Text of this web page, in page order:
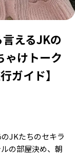
言えるJKの
ゃけトーク
ガイド】
JKたちのセキラ
の部屋決め、朝